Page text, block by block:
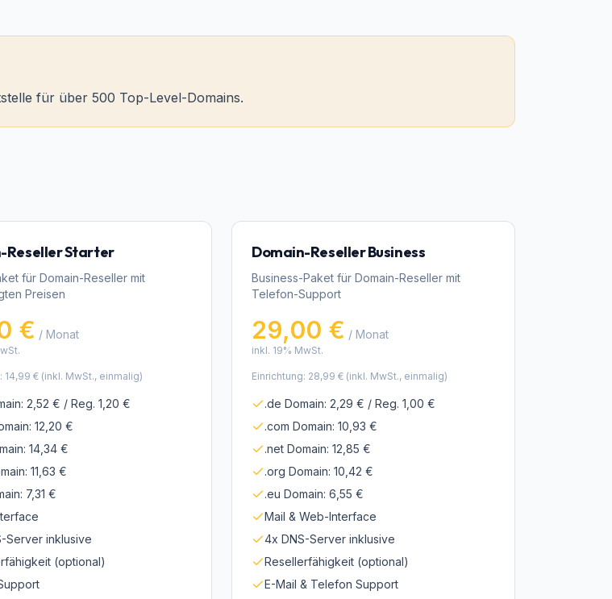
für über 500 Top-Level-Domains.
Reseller Starter
für Domain-Reseller mit
Preisen
€ / Monat
14,99 € (inkl. MwSt., einmalig)
2,52 € / Reg. 1,20 €
12,20 €
14,34 €
11,63 €
7,31 €
Server inklusive
(optional)
Domain-Reseller Business
Business-Paket für Domain-Reseller mit
Telefon-Support
29,00 € / Monat
inkl. 19% MwSt.
Einrichtung: 28,99 € (inkl. MwSt., einmalig)
.de Domain: 2,29 € / Reg. 1,00 €
.com Domain: 10,93 €
.net Domain: 12,85 €
.org Domain: 10,42 €
.eu Domain: 6,55 €
Mail & Web-Interface
4x DNS-Server inklusive
Resellerfähigkeit (optional)
E-Mail & Telefon Support